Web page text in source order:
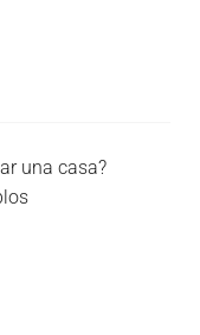
una casa?